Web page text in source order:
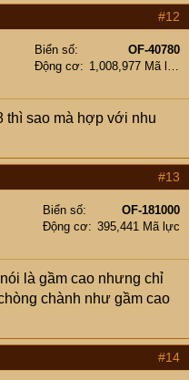
#12
Biển số
OF-40780
Động cơ
1,008,977 Mã lực
thì sao mà hợp với nhu
#13
Biển số
OF-181000
Động cơ
395,441 Mã lực
là gầm cao nhưng chỉ
chành như gầm cao
#14